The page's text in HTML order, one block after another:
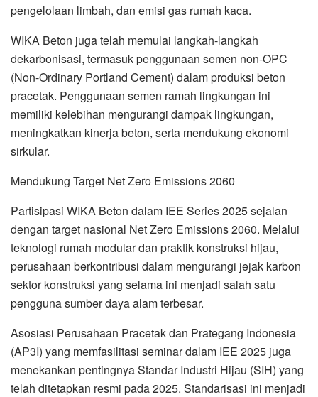
pengelolaan limbah, dan emisi gas rumah kaca.
WIKA Beton juga telah memulai langkah-langkah
dekarbonisasi, termasuk penggunaan semen non-OPC
(Non-Ordinary Portland Cement) dalam produksi beton
pracetak. Penggunaan semen ramah lingkungan ini
memiliki kelebihan mengurangi dampak lingkungan,
meningkatkan kinerja beton, serta mendukung ekonomi
sirkular.
Mendukung Target Net Zero Emissions 2060
Partisipasi WIKA Beton dalam IEE Series 2025 sejalan
dengan target nasional Net Zero Emissions 2060. Melalui
teknologi rumah modular dan praktik konstruksi hijau,
perusahaan berkontribusi dalam mengurangi jejak karbon
sektor konstruksi yang selama ini menjadi salah satu
pengguna sumber daya alam terbesar.
Asosiasi Perusahaan Pracetak dan Prategang Indonesia
(AP3I) yang memfasilitasi seminar dalam IEE 2025 juga
menekankan pentingnya Standar Industri Hijau (SIH) yang
telah ditetapkan resmi pada 2025. Standarisasi ini menjadi